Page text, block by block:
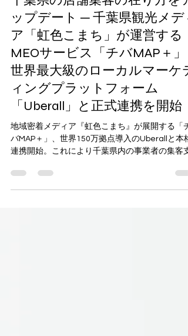
千葉県の店舗集客の在り方をア
ップデート ─ 千葉県観光メデ
ア「虹色こまち」が運営する
MEOサービス「チバMAP＋」
世界最大級のローカルマーケテ
ィングプラットフォーム
「Uberall」と正式連携を開始
地域密着メディア『虹色こまち』が展開する「チ
バMAP＋」、世界150万拠点導入のUberallと本格
援をさらに強化 1 ■ 「チバMAP＋」 とは チバ
＋ 『チバMAP＋』...